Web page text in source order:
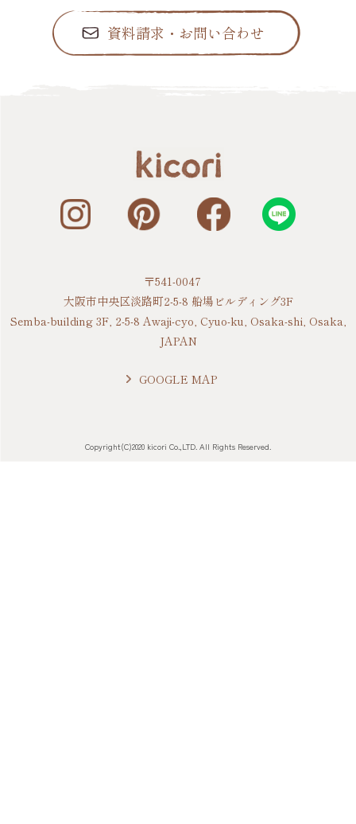
資料請求・お問い合わせ
〒541-0047
大阪市中央区淡路町2-5-8 船場ビルディング3F
Semba-building 3F, 2-5-8 Awaji-cyo, Cyuo-ku, Osaka-shi, Osaka,
JAPAN
GOOGLE MAP
Copyright(C)2020 kicori Co.,LTD. All Rights Reserved.